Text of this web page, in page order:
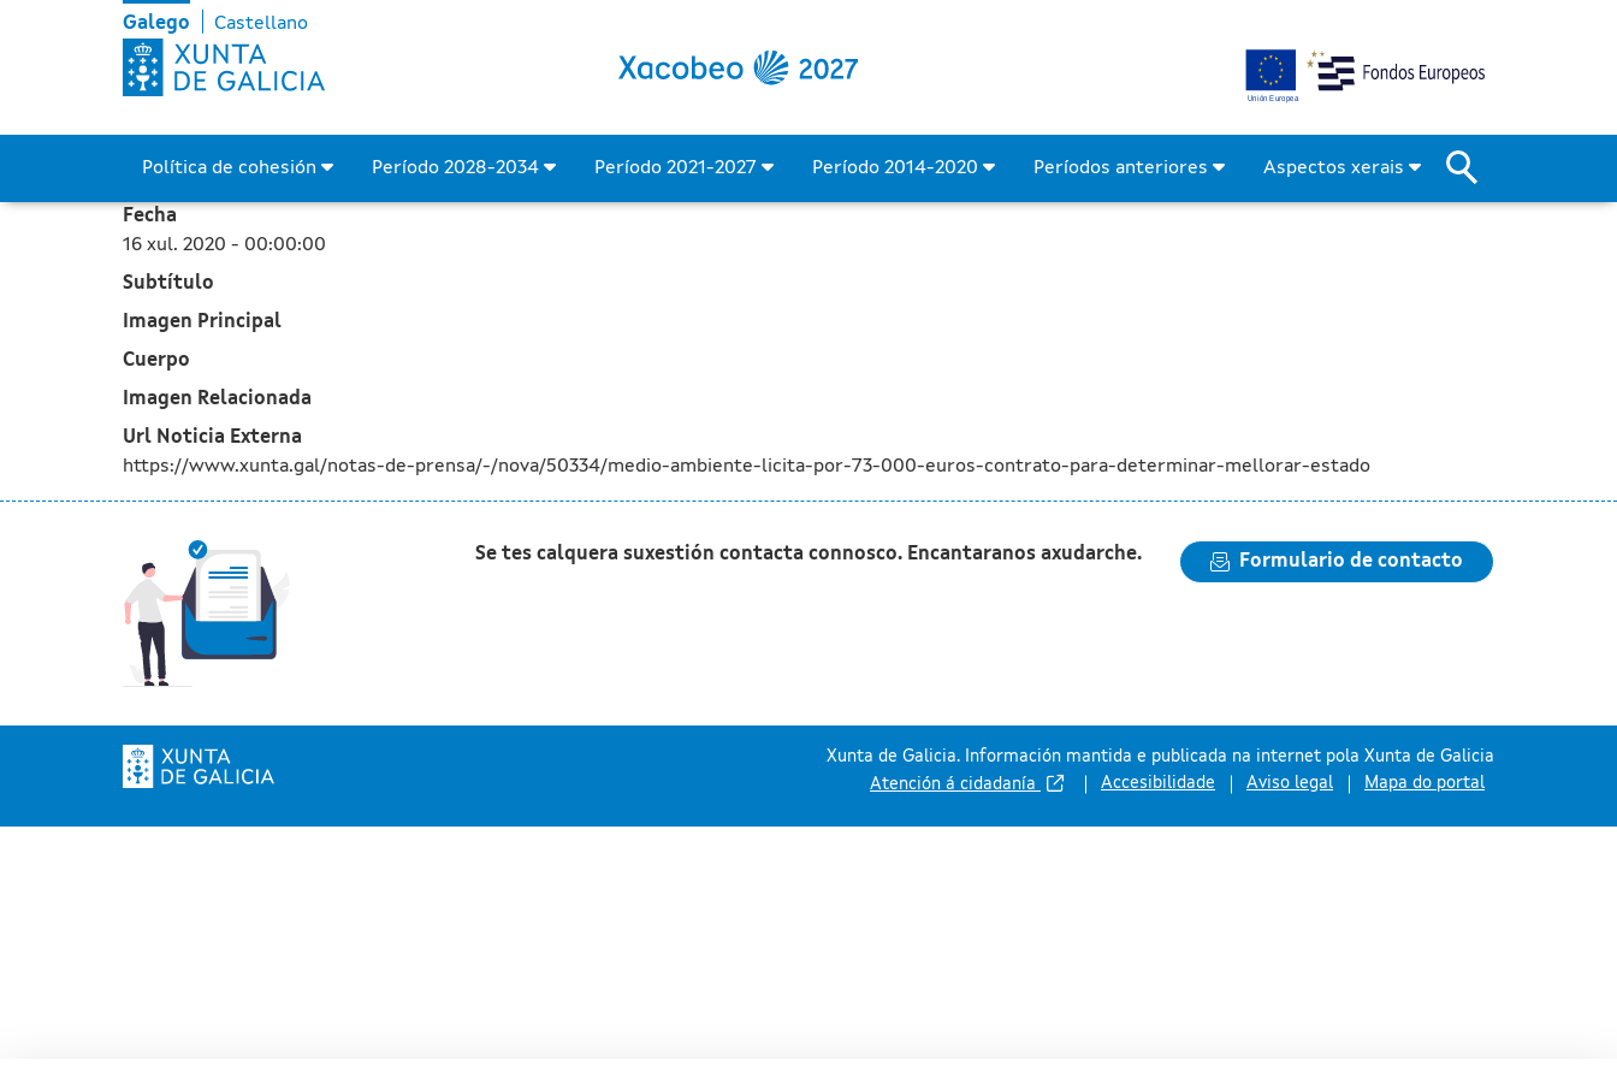
Medio Ambiente licita por 73.000 euros o contrato para determinar e
Skip to Main Content
Galego Castellano
Política de cohesión Período 2028-2034 Período 2021-2027 Período 2014-2020 Períodos anteriores Aspectos xerais
Fecha
16 xul. 2020 - 00:00:00
Subtítulo
Imagen Principal
Cuerpo
Imagen Relacionada
Url Noticia Externa
https://www.xunta.gal/notas-de-prensa/-/nova/50334/medio-ambiente-licita-por-73-000-euros-contrato-para-determinar-mellorar-estado
Se tes calquera suxestión contacta connosco. Encantaranos axudarche. Formulario de contacto
Xunta de Galicia. Información mantida e publicada na internet pola Xunta de Galicia
Atención á cidadanía
Accesibilidade Aviso legal Mapa do portal